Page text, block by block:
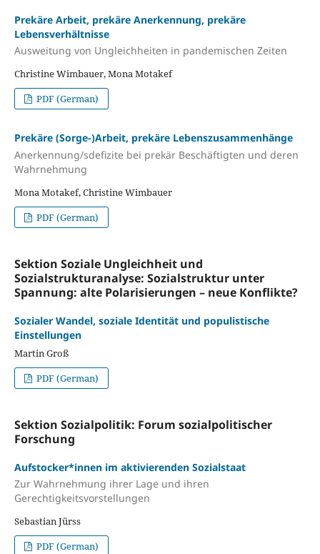
Prekäre Arbeit, prekäre Anerkennung, prekäre
Lebensverhältnisse
Ausweitung von Ungleichheiten in pandemischen Zeiten
Christine Wimbauer, Mona Motakef
PDF (German)
Prekäre (Sorge-)Arbeit, prekäre Lebenszusammenhänge
Anerkennung/sdefizite bei prekär Beschäftigten und deren
Wahrnehmung
Mona Motakef, Christine Wimbauer
PDF (German)
Sektion Soziale Ungleichheit und
Sozialstrukturanalyse: Sozialstruktur unter
Spannung: alte Polarisierungen – neue Konflikte?
Sozialer Wandel, soziale Identität und populistische
Einstellungen
Martin Groß
PDF (German)
Sektion Sozialpolitik: Forum sozialpolitischer
Forschung
Aufstocker*innen im aktivierenden Sozialstaat
Zur Wahrnehmung ihrer Lage und ihren
Gerechtigkeitsvorstellungen
Sebastian Jürss
PDF (German)